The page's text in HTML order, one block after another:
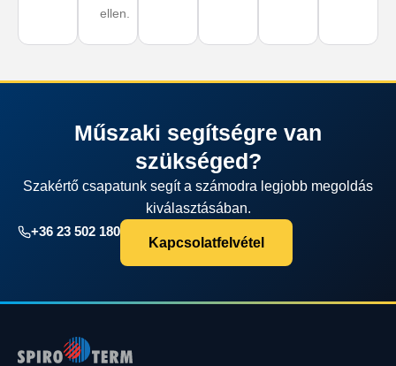
ellen.
Műszaki segítségre van
szükséged?
Szakértő csapatunk segít a számodra legjobb megoldás
kiválasztásában.
+36 23 502 180
Kapcsolatfelvétel